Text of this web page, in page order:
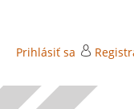
Prihlásiť sa